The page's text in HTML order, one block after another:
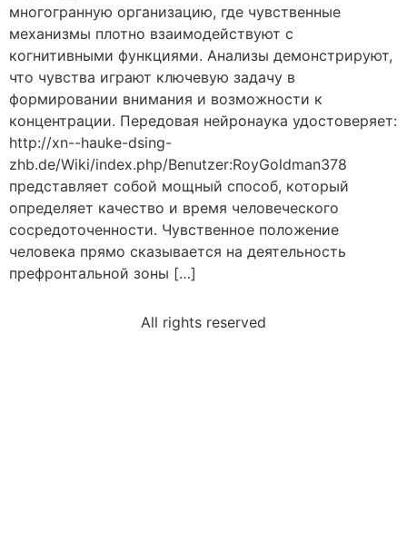
многогранную организацию, где чувственные
механизмы плотно взаимодействуют с
когнитивными функциями. Анализы демонстрируют,
что чувства играют ключевую задачу в
формировании внимания и возможности к
концентрации. Передовая нейронаука удостоверяет:
http://xn--hauke-dsing-
zhb.de/Wiki/index.php/Benutzer:RoyGoldman378
представляет собой мощный способ, который
определяет качество и время человеческого
сосредоточенности. Чувственное положение
человека прямо сказывается на деятельность
префронтальной зоны […]
All rights reserved